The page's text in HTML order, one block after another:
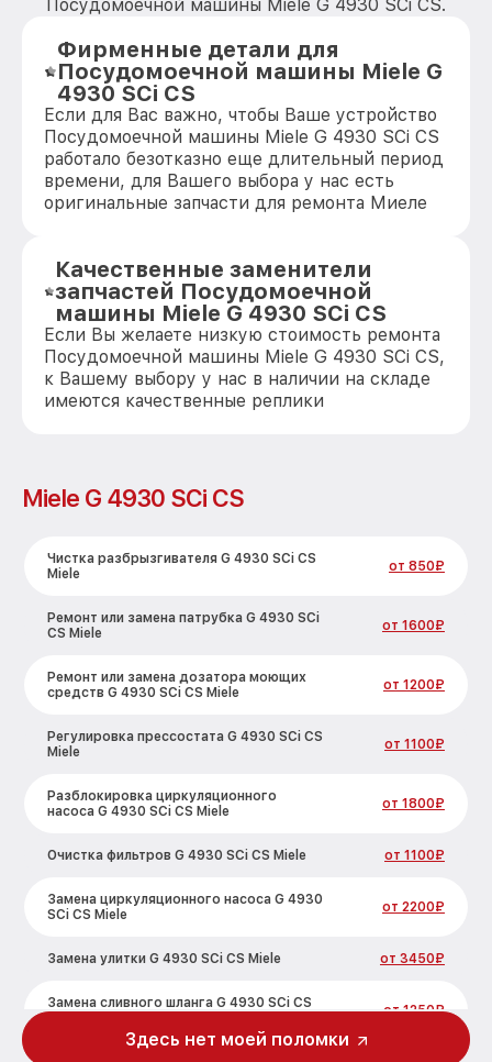
Посудомоечной машины Miele G 4930 SCi CS.
Фирменные детали для
Посудомоечной машины Miele G
4930 SCi CS
Если для Вас важно, чтобы Ваше устройство
Посудомоечной машины Miele G 4930 SCi CS
работало безотказно еще длительный период
времени, для Вашего выбора у нас есть
оригинальные запчасти для ремонта Миеле
Качественные заменители
запчастей Посудомоечной
машины Miele G 4930 SCi CS
Если Вы желаете низкую стоимость ремонта
Посудомоечной машины Miele G 4930 SCi CS,
к Вашему выбору у нас в наличии на складе
имеются качественные реплики
Miele G 4930 SCi CS
Чистка разбрызгивателя G 4930 SCi CS
Miele
от 850₽
Ремонт или замена патрубка G 4930 SCi
CS Miele
от 1600₽
Ремонт или замена дозатора моющих
средств G 4930 SCi CS Miele
от 1200₽
Регулировка прессостата G 4930 SCi CS
Miele
от 1100₽
Разблокировка циркуляционного
насоса G 4930 SCi CS Miele
от 1800₽
Очистка фильтров G 4930 SCi CS Miele от 1100₽
Замена циркуляционного насоса G 4930
SCi CS Miele
от 2200₽
Замена улитки G 4930 SCi CS Miele от 3450₽
Замена сливного шланга G 4930 SCi CS
от 1250₽
Здесь нет моей поломки